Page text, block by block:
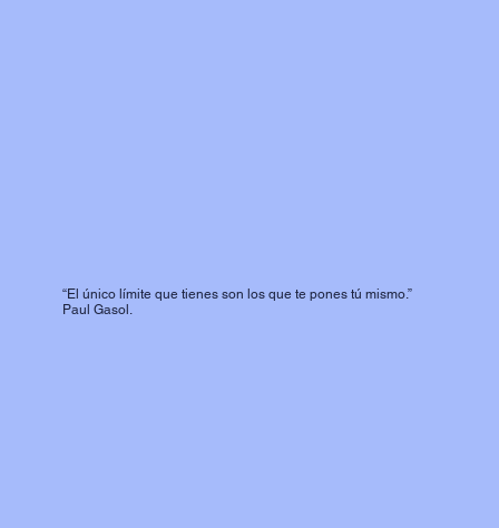
“El único límite que tienes son los que te pones tú mismo.”
Paul Gasol.